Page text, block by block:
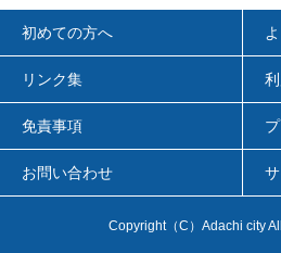
初めての方へ
リンク集
免責事項
お問い合わせ
Copyright（C）Adachi city